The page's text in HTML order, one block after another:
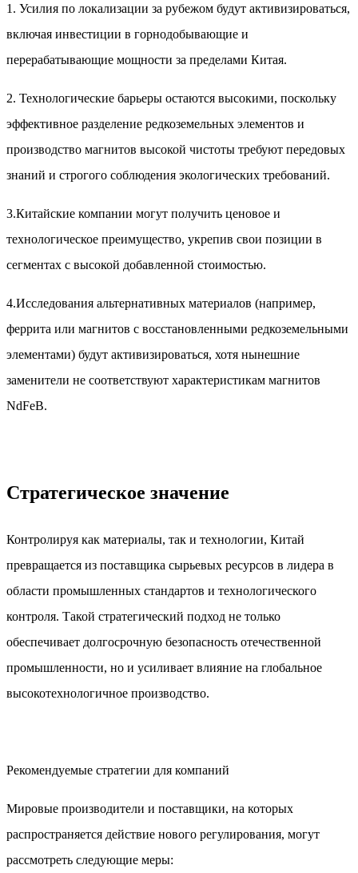
1. Усилия по локализации за рубежом будут активизироваться,
включая инвестиции в горнодобывающие и
перерабатывающие мощности за пределами Китая.
2. Технологические барьеры остаются высокими, поскольку
эффективное разделение редкоземельных элементов и
производство магнитов высокой чистоты требуют передовых
знаний и строгого соблюдения экологических требований.
3.Китайские компании могут получить ценовое и
технологическое преимущество, укрепив свои позиции в
сегментах с высокой добавленной стоимостью.
4.Исследования альтернативных материалов (например,
феррита или магнитов с восстановленными редкоземельными
элементами) будут активизироваться, хотя нынешние
заменители не соответствуют характеристикам магнитов
NdFeB.
Стратегическое значение
Контролируя как материалы, так и технологии, Китай
превращается из поставщика сырьевых ресурсов в лидера в
области промышленных стандартов и технологического
контроля. Такой стратегический подход не только
обеспечивает долгосрочную безопасность отечественной
промышленности, но и усиливает влияние на глобальное
высокотехнологичное производство.
Рекомендуемые стратегии для компаний
Мировые производители и поставщики, на которых
распространяется действие нового регулирования, могут
рассмотреть следующие меры: